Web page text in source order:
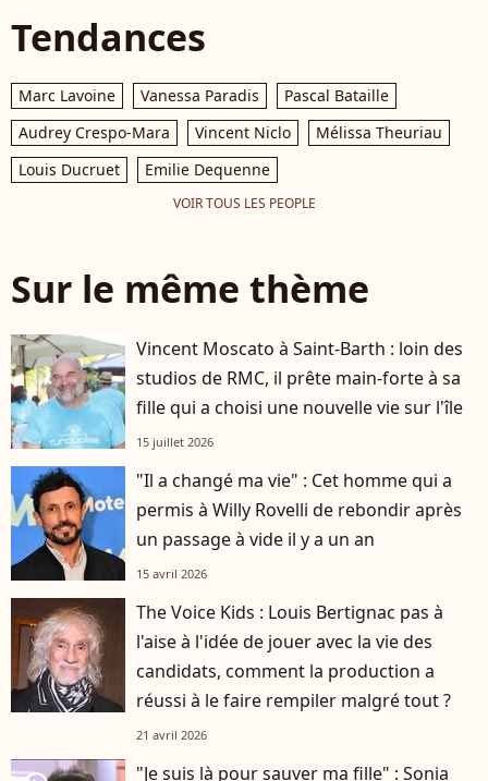
Tendances
Marc Lavoine Vanessa Paradis
Pascal Bataille
Audrey Crespo-Mara
Vincent Niclo
Mélissa Theuriau
Louis Ducruet
Emilie Dequenne
VOIR TOUS LES PEOPLE
Sur le même thème
Vincent Moscato à Saint-Barth : loin des
studios de RMC, il prête main-forte à sa
fille qui a choisi une nouvelle vie sur l'île
15 juillet 2026
"Il a changé ma vie" : Cet homme qui a
permis à Willy Rovelli de rebondir après
un passage à vide il y a un an
15 avril 2026
The Voice Kids : Louis Bertignac pas à
l'aise à l'idée de jouer avec la vie des
candidats, comment la production a
réussi à le faire rempiler malgré tout ?
21 avril 2026
"Je suis là pour sauver ma fille" : Sonia